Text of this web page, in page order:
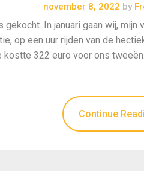
november 8, 2022 by
In januari gaan wij, mijn
op een uur rijden van de
kostte 322 euro voor ons
Continue